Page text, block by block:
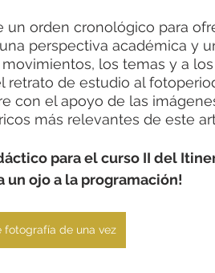
un orden cronológico para
perspectiva académica y
los temas y a
retrato de estudio al
con el apoyo de las
más relevantes de este
para el curso II del
un ojo a la programación!
fotografía de una vez